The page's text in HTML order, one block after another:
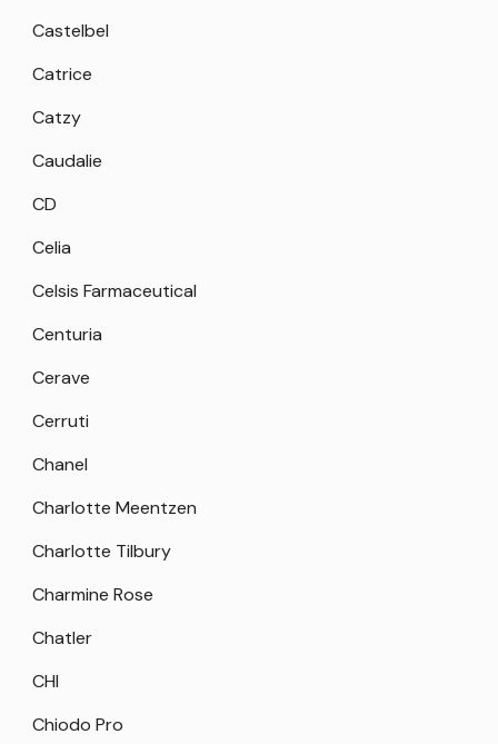
Castelbel
Catrice
Catzy
Caudalie
CD
Celia
Celsis Farmaceutical
Centuria
Cerave
Cerruti
Chanel
Charlotte Meentzen
Charlotte Tilbury
Charmine Rose
Chatler
CHI
Chiodo Pro